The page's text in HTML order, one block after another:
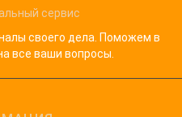
сервис
своего дела. Поможем в
все ваши вопросы.